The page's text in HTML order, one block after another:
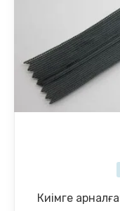
Киімге